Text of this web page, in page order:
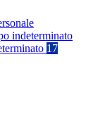
indeterminato
17